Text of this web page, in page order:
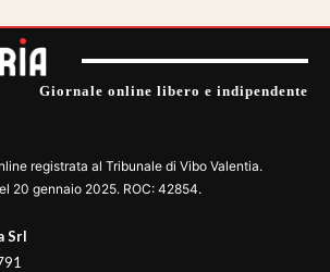
Giornale online libero e indipendente
registrata al Tribunale di Vibo Valentia.
20 gennaio 2025. ROC: 42854.
Srl